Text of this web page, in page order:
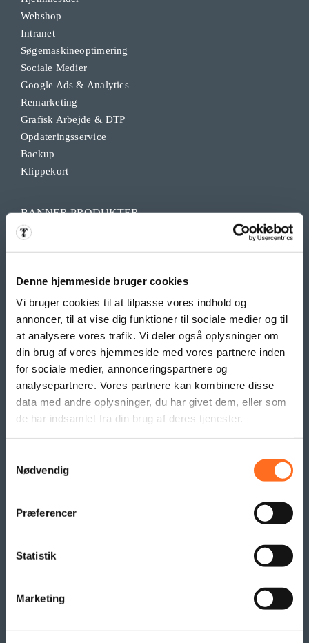
Denne hjemmeside bruger cookies
Vi bruger cookies til at tilpasse vores indhold og
annoncer, til at vise dig funktioner til sociale medier og til
at analysere vores trafik. Vi deler også oplysninger om
din brug af vores hjemmeside med vores partnere inden
for sociale medier, annonceringspartnere og
analysepartnere. Vores partnere kan kombinere disse
data med andre oplysninger, du har givet dem, eller som
de har indsamlet fra din brug af deres tjenester.
Nødvendig
Præferencer
Statistik
Marketing
Webshop
Intranet
Søgemaskineoptimering
Sociale Medier
Google Ads & Analytics
Remarketing
Grafisk Arbejde & DTP
Opdateringsservice
Backup
Klippekort
BANNER PRODUKTER
Indoor bannere
Roll Up Banner
Beachflag
Logo- og reklame måtter
Pallesvøb og Pallehætter
Logo- & Reklameflag
Kioskflag
Flag- & Vimpelranker
SAMARBEJDE